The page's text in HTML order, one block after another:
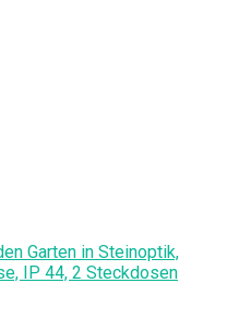
Garten in Steinoptik,
IP 44, 2 Steckdosen